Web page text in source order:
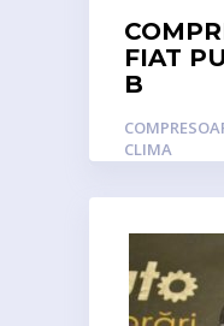
FIAT
B
CLIMA